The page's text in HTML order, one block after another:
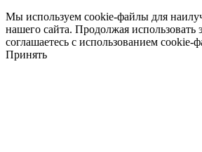
Мы используем cookie-файлы для
нашего сайта. Продолжая использовать
соглашаетесь с использованием cookie-
Принять